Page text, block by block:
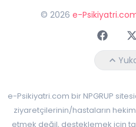
© 2026 e-
e-Psikiyatri.com bir NPGRUP
ziyaretçilerinin/hastaların
etmek değil, desteklemek için